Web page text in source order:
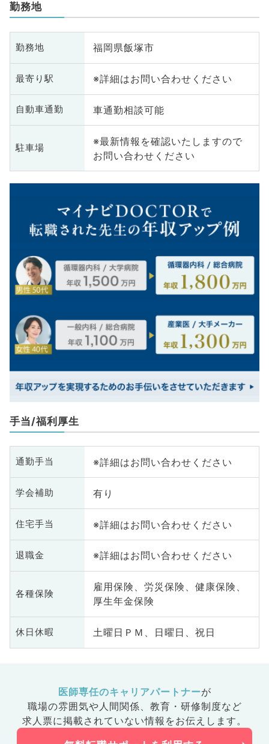
勤務地
勤務地 福岡県飯塚市
最寄り駅 ※詳細はお問い合わせください
自動車通勤 車通勤相談可能
駐車場
※最新情報を確認いたしますので
お問い合わせください
手当/福利厚生
通勤手当 ※詳細はお問い合わせください
学会補助 有り
住宅手当 ※詳細はお問い合わせください
退職金 ※詳細はお問い合わせください
各種保険
雇用保険、労災保険、健康保険、
厚生年金保険
休日休暇 土曜日ＰＭ、日曜日、祝日
医師専任のキャリアパートナーが
職場の雰囲気や人間関係、 教育・研修制度など
求人票に掲載されていない情報をお伝えします。